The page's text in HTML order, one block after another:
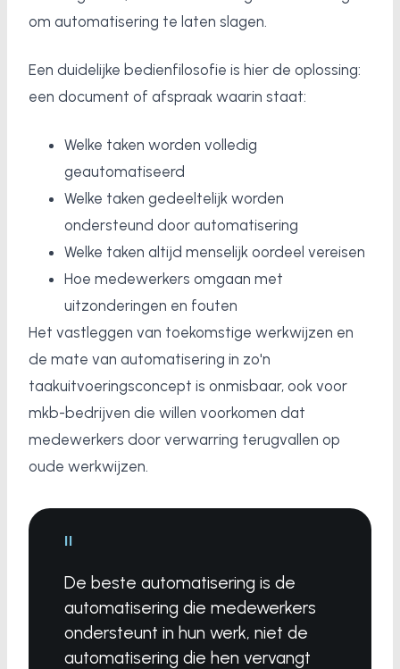
om automatisering te laten slagen.
Een duidelijke bedienfilosofie is hier de oplossing:
een document of afspraak waarin staat:
Welke taken worden volledig
geautomatiseerd
Welke taken gedeeltelijk worden
ondersteund door automatisering
Welke taken altijd menselijk oordeel vereisen
Hoe medewerkers omgaan met
uitzonderingen en fouten
Het vastleggen van toekomstige werkwijzen en
de mate van automatisering in zo'n
taakuitvoeringsconcept is onmisbaar, ook voor
mkb-bedrijven die willen voorkomen dat
medewerkers door verwarring terugvallen op
oude werkwijzen.
"
De beste automatisering is de
automatisering die medewerkers
ondersteunt in hun werk, niet de
automatisering die hen vervangt